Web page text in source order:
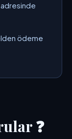
ödeme
❓